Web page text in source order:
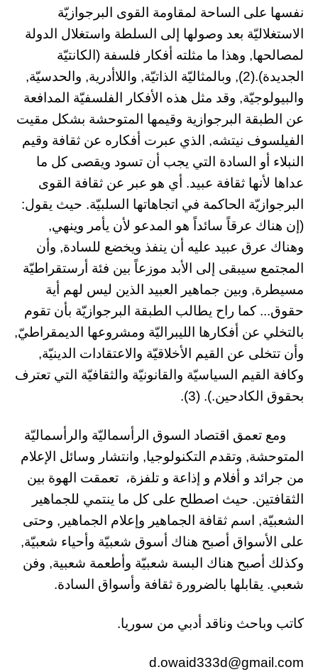
نفسها على الساحة لمقاومة القوى البرجوازيّة
الاستغلاليّة بعد وصولها إلى السلطة واستغلال الدولة
لمصالحها, وهذا ما مثلته أفكار فلسفة (الكانتيّة
الجديدة).(2), وبالمثاليّة الذاتيّة, واللاأدرية, والحدسيّة,
والبيولوجيّة, وقد مثل هذه الأفكار الفلسفيّة المدافعة
عن الطبقة البرجوازية وقيمها المتوحشة بشكل مقيت
الفيلسوف نيتشه, الذي عبرت أفكاره عن ثقافة وقيم
النبلاء أو السادة التي يجب أن تسود ويقصى كل ما
عداها لأنها ثقافة عبيد. أي هو عبر عن ثقافة القوى
البرجوازيّة الحاكمة في اتجاهاتها السلبيّة. حيث يقول:
(إن هناك عرقاً سائداً هو المدعو لأن يأمر وينهي,
وهناك عرق عبيد عليه أن ينفذ ويخضع للسادة, وأن
المجتمع سيبقى إلى الأبد موزعاً بين فئة أرستقراطيّة
مسيطرة, وبين جماهير العبيد الذين ليس لهم أية
حقوق... كما راح يطالب الطبقة البرجوازيّة بأن تقوم
بالتخلي عن أفكارها الليبراليّة ومشروعها الديمقراطيّ,
وأن تتخلى عن القيم الأخلاقيّة والاعتقادات الدينيّة,
وكافة القيم السياسيّة والقانونيّة والثقافيّة التي تعترف
بحقوق الكادحين.). (3).
ومع تعمق اقتصاد السوق الرأسماليّة والرأسماليّة
المتوحشة, وتقدم التكنولوجيا, وانتشار وسائل الإعلام
من جرائد و أفلام و إذاعة و تلفزة، تعمقت الهوة بين
الثقافتين. حيث اصطلح على كل ما ينتمي للجماهير
الشعبيّة, اسم ثقافة الجماهير وإعلام الجماهير, وحتى
على الأسواق أصبح هناك أسوق شعبيّة وأحياء شعبيّة,
وكذلك أصبح هناك البسة شعبيّة وأطعمة شعبية, وفن
شعبي. يقابلها بالضرورة ثقافة وأسواق السادة.
كاتب وباحث وناقد أدبي من سوريا.
d.owaid333d@gmail.com